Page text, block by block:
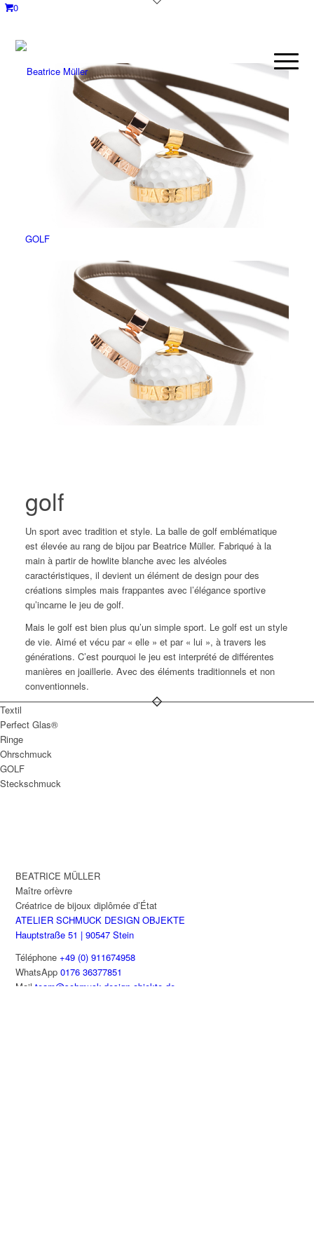
0
GOLF
golf
Un sport avec tradition et style. La balle de golf emblématique
est élevée au rang de bijou par Beatrice Müller. Fabriqué à la
main à partir de howlite blanche avec les alvéoles
caractéristiques, il devient un élément de design pour des
créations simples mais frappantes avec l’élégance sportive
qu’incarne le jeu de golf.
Mais le golf est bien plus qu’un simple sport. Le golf est un style
de vie. Aimé et vécu par « elle » et par « lui », à travers les
générations. C’est pourquoi le jeu est interprété de différentes
manières en joaillerie. Avec des éléments traditionnels et non
conventionnels.
Textil
Perfect Glas®
Ringe
Ohrschmuck
GOLF
Steckschmuck
BEATRICE MÜLLER
Maître orfèvre
Créatrice de bijoux diplômée d’État
ATELIER SCHMUCK DESIGN OBJEKTE
Hauptstraße 51 | 90547 Stein
Téléphone+49 (0) 911674958
WhatsApp0176 36377851
Mailteam@schmuck-design-objekte.de